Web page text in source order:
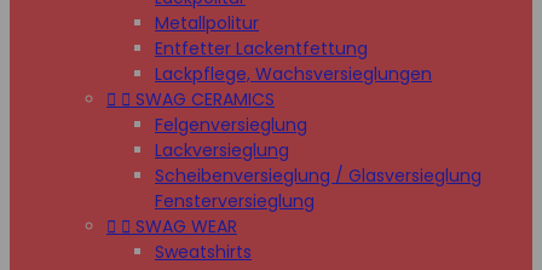
Metallpolitur
Entfetter Lackentfettung
Lackpflege, Wachsversieglungen
  SWAG CERAMICS
Felgenversieglung
Lackversieglung
Scheibenversieglung / Glasversieglung
Fensterversieglung
  SWAG WEAR
Sweatshirts